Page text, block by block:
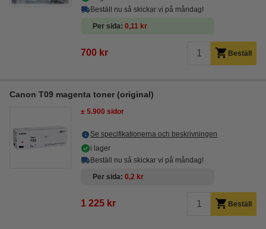
Beställ nu så skickar vi på måndag!
Per sida 0,11 kr
700 kr Beställ
Canon T09 magenta toner (original)
± 5.900 sidor
Se specifikationerna och beskrivningen
i lager
Beställ nu så skickar vi på måndag!
Per sida 0,2 kr
1 225 kr Beställ